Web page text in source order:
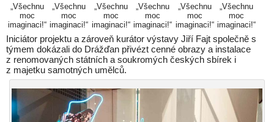
„Všechnu
moc
imaginaci!“
„Všechnu
moc
imaginaci!“
„Všechnu
moc
imaginaci!“
„Všechnu
moc
imaginaci!“
„Všechnu
moc
imaginaci!“
„Všechnu
moc
imaginaci!“
Iniciátor projektu a zároveň kurátor výstavy Jiří Fajt společně s
týmem dokázali do Drážďan přivézt cenné obrazy a instalace
z renomovaných státních a soukromých českých sbírek i
z majetku samotných umělců.